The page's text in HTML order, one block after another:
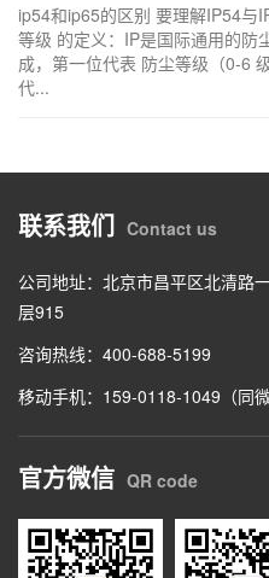
ip54和ip65的区别 要理解IP54与
等级 的定义：IP是国际通用的防
成，第一位代表 防尘等级（0-6
代...
联系我们 Contact us
公司地址：北京市昌平区北清路
层915
咨询热线：400-688-5199
移动手机：159-0118-1049（同微
官方微信 QR code